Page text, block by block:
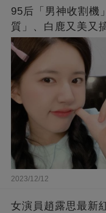
95后「男神收割機
質」、白鹿又美又
2023/12/12
女演員趙露思最新